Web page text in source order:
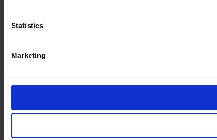
Statistics
Marketing